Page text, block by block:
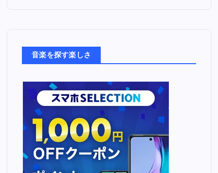
音楽を探す楽しさ